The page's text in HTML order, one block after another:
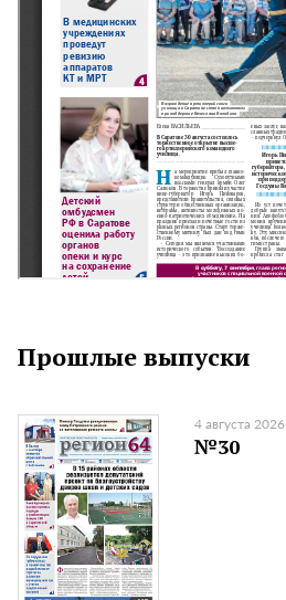
Прошлые выпуски
4 августа 2026
№30